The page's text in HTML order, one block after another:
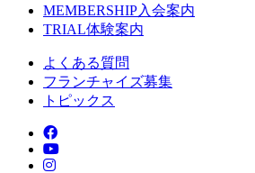
MEMBERSHIP入会案内
TRIAL体験案内
よくある質問
フランチャイズ募集
トピックス